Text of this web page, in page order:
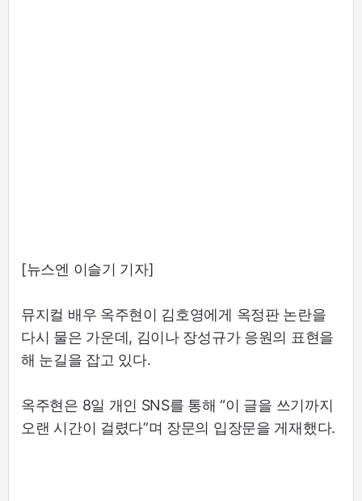
[뉴스엔 이슬기 기자]
뮤지컬 배우 옥주현이 김호영에게 옥정판 논란을
다시 물은 가운데, 김이나 장성규가 응원의 표현을
해 눈길을 잡고 있다.
옥주현은 8일 개인 SNS를 통해 “이 글을 쓰기까지
오랜 시간이 걸렸다”며 장문의 입장문을 게재했다.